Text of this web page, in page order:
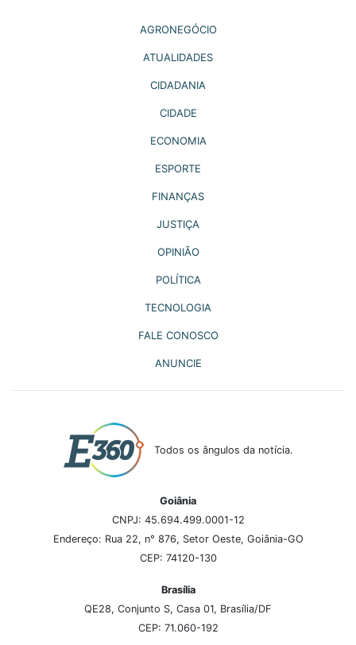
AGRONEGÓCIO
ATUALIDADES
CIDADANIA
CIDADE
ECONOMIA
ESPORTE
FINANÇAS
JUSTIÇA
OPINIÃO
POLÍTICA
TECNOLOGIA
FALE CONOSCO
ANUNCIE
Todos os ângulos da notícia.
Goiânia
CNPJ: 45.694.499.0001-12
Endereço: Rua 22, n° 876, Setor Oeste, Goiânia-GO
CEP: 74120-130
Brasília
QE28, Conjunto S, Casa 01, Brasília/DF
CEP: 71.060-192